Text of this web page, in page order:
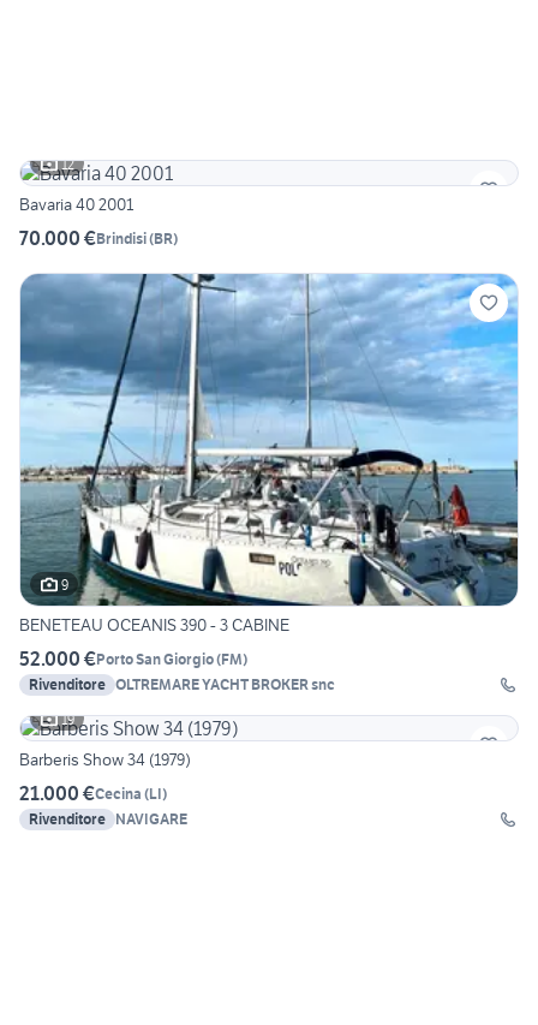
12
Bavaria 40 2001
70.000 €Brindisi(BR)
9
BENETEAU OCEANIS 390 - 3 CABINE
52.000 €Porto San Giorgio(FM)
Rivenditore OLTREMARE YACHT BROKER snc
19
Barberis Show 34 (1979)
21.000 €Cecina (LI)
Rivenditore NAVIGARE